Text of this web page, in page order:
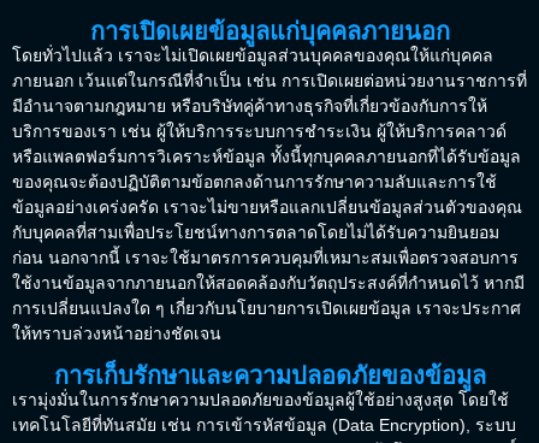
การเปิดเผยข้อมูลแก่บุคคลภายนอก
โดยทั่วไปแล้ว เราจะไม่เปิดเผยข้อมูลส่วนบุคคลของคุณให้แก่บุคคล
ภายนอก เว้นแต่ในกรณีที่จำเป็น เช่น การเปิดเผยต่อหน่วยงานราชการที่
มีอำนาจตามกฎหมาย หรือบริษัทคู่ค้าทางธุรกิจที่เกี่ยวข้องกับการให้
บริการของเรา เช่น ผู้ให้บริการระบบการชำระเงิน ผู้ให้บริการคลาวด์
หรือแพลตฟอร์มการวิเคราะห์ข้อมูล ทั้งนี้ทุกบุคคลภายนอกที่ได้รับข้อมูล
ของคุณจะต้องปฏิบัติตามข้อตกลงด้านการรักษาความลับและการใช้
ข้อมูลอย่างเคร่งครัด เราจะไม่ขายหรือแลกเปลี่ยนข้อมูลส่วนตัวของคุณ
กับบุคคลที่สามเพื่อประโยชน์ทางการตลาดโดยไม่ได้รับความยินยอม
ก่อน นอกจากนี้ เราจะใช้มาตรการควบคุมที่เหมาะสมเพื่อตรวจสอบการ
ใช้งานข้อมูลจากภายนอกให้สอดคล้องกับวัตถุประสงค์ที่กำหนดไว้ หากมี
การเปลี่ยนแปลงใด ๆ เกี่ยวกับนโยบายการเปิดเผยข้อมูล เราจะประกาศ
ให้ทราบล่วงหน้าอย่างชัดเจน
การเก็บรักษาและความปลอดภัยของข้อมูล
เรามุ่งมั่นในการรักษาความปลอดภัยของข้อมูลผู้ใช้อย่างสูงสุด โดยใช้
เทคโนโลยีที่ทันสมัย เช่น การเข้ารหัสข้อมูล (Data Encryption), ระบบ